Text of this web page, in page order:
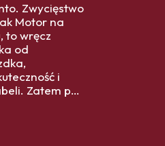
Zwycięstwo
Motor na
to wręcz
od
i
Zatem po